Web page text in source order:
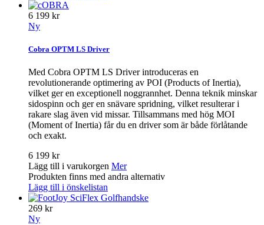
6 199 kr
Ny
Cobra OPTM LS Driver
Med Cobra OPTM LS Driver introduceras en
revolutionerande optimering av POI (Products of Inertia),
vilket ger en exceptionell noggrannhet. Denna teknik minskar
sidospinn och ger en snävare spridning, vilket resulterar i
rakare slag även vid missar. Tillsammans med hög MOI
(Moment of Inertia) får du en driver som är både förlåtande
och exakt.
6 199 kr
Lägg till i varukorgen Mer
Produkten finns med andra alternativ
Lägg till i önskelistan
269 kr
Ny